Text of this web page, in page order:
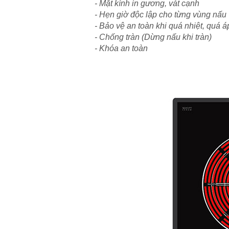
- Mặt kính in gương, vát cạnh
- Hẹn giờ độc lập cho từng vùng nấu
- Bảo vệ an toàn khi quá nhiệt, quá
- Chống tràn (Dừng nấu khi tràn)
- Khóa an toàn